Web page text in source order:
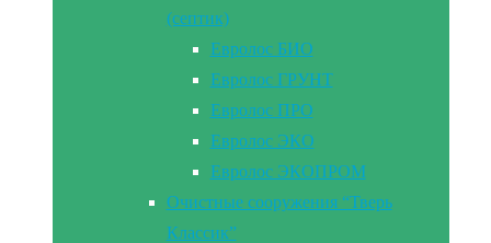
(септик)
Евролос БИО
Евролос ГРУНТ
Евролос ПРО
Евролос ЭКО
Евролос ЭКОПРОМ
Очистные сооружения “Тверь
Классик”